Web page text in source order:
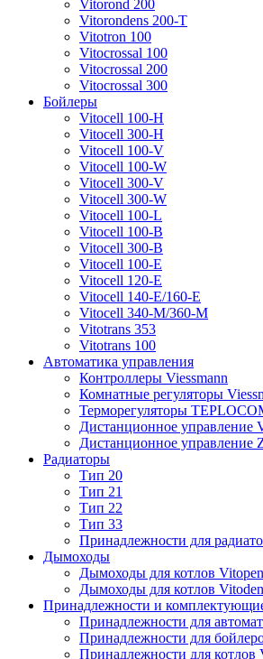
Vitorond 200
Vitorondens 200-T
Vitotron 100
Vitocrossal 100
Vitocrossal 200
Vitocrossal 300
Бойлеры
Vitocell 100-H
Vitocell 300-H
Vitocell 100-V
Vitocell 100-W
Vitocell 300-V
Vitocell 300-W
Vitocell 100-L
Vitocell 100-B
Vitocell 300-B
Vitocell 100-E
Vitocell 120-E
Vitocell 140-E/160-E
Vitocell 340-M/360-M
Vitotrans 353
Vitotrans 100
Автоматика управления
Контроллеры Viessmann
Комнатные регуляторы
Терморегуляторы
Дистанционное управление
Дистанционное управление
Радиаторы
Тип 20
Тип 21
Тип 22
Тип 33
Принадлежности для
Дымоходы
Дымоходы для котлов
Дымоходы для котлов
Принадлежности и
Принадлежности для
Принадлежности для
Принадлежности для котлов